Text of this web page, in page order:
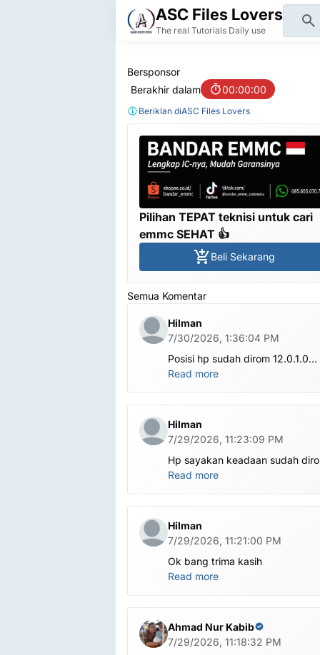
ASC Files Lovers
The real Tutorials Daily use
Bersponsor
Berakhir dalam
00:00:00
Beriklan diASC Files Lovers
Pilihan TEPAT teknisi untuk cari
emmc SEHAT 👍
Beli Sekarang
Semua Komentar
Hilman
7/30/2026, 1:36:04 PM
Posisi hp sudah dirom 12.0.1.0
.habis ubl apa perlu flash Rom
Read more
Hilman
7/29/2026, 11:23:09 PM
Hp sayakan keadaan sudah
global.apa harus ditest poin dlu
Read more
Hilman
7/29/2026, 11:21:00 PM
Ok bang trima kasih
Read more
Ahmad Nur Kabib
7/29/2026, 11:18:32 PM